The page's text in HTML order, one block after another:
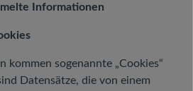
Informationen
kommen sogenannte „Cookies“
Datensätze, die von einem